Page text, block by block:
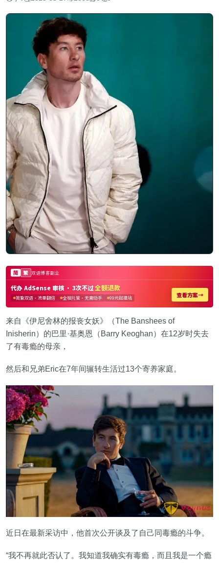
来自《伊尼舍林的报丧女妖》（The Banshees of
Inisherin）的巴里·基奥恩（Barry Keoghan）在12岁时失去
了有毒瘾的母亲，
然后和兄弟Eric在7年间辗转生活过13个寄养家庭。
近日在最新采访中，他首次公开谈及了自己同毒瘾的斗争。
“我不再就此否认了。我知道我确实有毒瘾，而且我是一个瘾